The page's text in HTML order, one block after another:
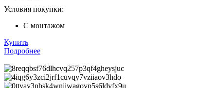
Условия покупки:
С монтажом
Купить
Подробнее